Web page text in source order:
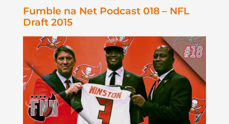
Fumble na Net Podcast 018 – NFL
Draft 2015